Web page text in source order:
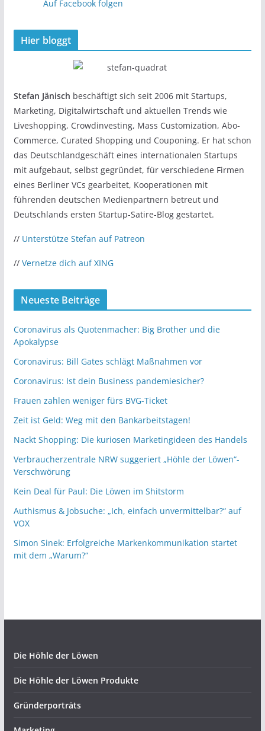
Auf Facebook folgen
Hier bloggt
Stefan Jänisch beschäftigt sich seit 2006 mit Startups,
Marketing, Digitalwirtschaft und aktuellen Trends wie
Liveshopping, Crowdinvesting, Mass Customization, Abo-
Commerce, Curated Shopping und Couponing. Er hat schon
das Deutschlandgeschäft eines internationalen Startups
mit aufgebaut, selbst gegründet, für verschiedene Firmen
eines Berliner VCs gearbeitet, Kooperationen mit
führenden deutschen Medienpartnern betreut und
Deutschlands ersten Startup-Satire-Blog gestartet.
// Unterstütze Stefan auf Patreon
// Vernetze dich auf XING
Neueste Beiträge
Coronavirus als Quotenmacher: Big Brother und die
Apokalypse
Coronavirus: Bill Gates schlägt Maßnahmen vor
Coronavirus: Ist dein Business pandemiesicher?
Frauen zahlen weniger fürs BVG-Ticket
Zeit ist Geld: Weg mit den Bankarbeitstagen!
Nackt Shopping: Die kuriosen Marketingideen des Handels
Verbraucherzentrale NRW suggeriert „Höhle der Löwen“-
Verschwörung
Kein Deal für Paul: Die Löwen im Shitstorm
Authismus & Jobsuche: „Ich, einfach unvermittelbar?“ auf
VOX
Simon Sinek: Erfolgreiche Markenkommunikation startet
mit dem „Warum?“
Die Höhle der Löwen
Die Höhle der Löwen Produkte
Gründerporträts